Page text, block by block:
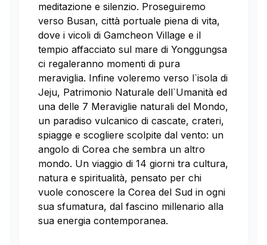
meditazione e silenzio. Proseguiremo
verso Busan, città portuale piena di vita,
dove i vicoli di Gamcheon Village e il
tempio affacciato sul mare di Yonggungsa
ci regaleranno momenti di pura
meraviglia. Infine voleremo verso l`isola di
Jeju, Patrimonio Naturale dell`Umanità ed
una delle 7 Meraviglie naturali del Mondo,
un paradiso vulcanico di cascate, crateri,
spiagge e scogliere scolpite dal vento: un
angolo di Corea che sembra un altro
mondo. Un viaggio di 14 giorni tra cultura,
natura e spiritualità, pensato per chi
vuole conoscere la Corea del Sud in ogni
sua sfumatura, dal fascino millenario alla
sua energia contemporanea.